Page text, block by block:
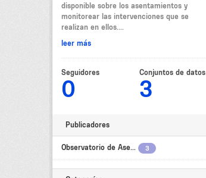
disponible sobre los asentamientos y
monitorear las intervenciones que se
realizan en ellos....
leer más
Seguidores
0
Conjuntos de datos
3
Publicadores
Observatorio de Ase... 3